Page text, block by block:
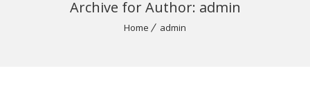
Archive for Author: admin
Home admin